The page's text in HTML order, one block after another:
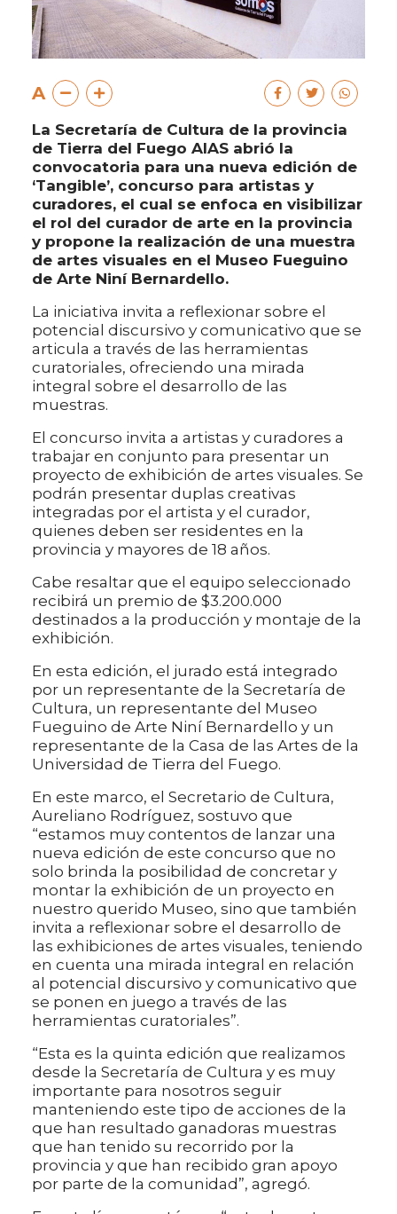
A
La Secretaría de Cultura de la provincia
de Tierra del Fuego AIAS abrió la
convocatoria para una nueva edición de
‘Tangible’, concurso para artistas y
curadores, el cual se enfoca en visibilizar
el rol del curador de arte en la provincia
y propone la realización de una muestra
de artes visuales en el Museo Fueguino
de Arte Niní Bernardello.
La iniciativa invita a reflexionar sobre el
potencial discursivo y comunicativo que se
articula a través de las herramientas
curatoriales, ofreciendo una mirada
integral sobre el desarrollo de las
muestras.
El concurso invita a artistas y curadores a
trabajar en conjunto para presentar un
proyecto de exhibición de artes visuales. Se
podrán presentar duplas creativas
integradas por el artista y el curador,
quienes deben ser residentes en la
provincia y mayores de 18 años.
Cabe resaltar que el equipo seleccionado
recibirá un premio de $3.200.000
destinados a la producción y montaje de la
exhibición.
En esta edición, el jurado está integrado
por un representante de la Secretaría de
Cultura, un representante del Museo
Fueguino de Arte Niní Bernardello y un
representante de la Casa de las Artes de la
Universidad de Tierra del Fuego.
En este marco, el Secretario de Cultura,
Aureliano Rodríguez, sostuvo que
“estamos muy contentos de lanzar una
nueva edición de este concurso que no
solo brinda la posibilidad de concretar y
montar la exhibición de un proyecto en
nuestro querido Museo, sino que también
invita a reflexionar sobre el desarrollo de
las exhibiciones de artes visuales, teniendo
en cuenta una mirada integral en relación
al potencial discursivo y comunicativo que
se ponen en juego a través de las
herramientas curatoriales”.
“Esta es la quinta edición que realizamos
desde la Secretaría de Cultura y es muy
importante para nosotros seguir
manteniendo este tipo de acciones de la
que han resultado ganadoras muestras
que han tenido su recorrido por la
provincia y que han recibido gran apoyo
por parte de la comunidad”, agregó.